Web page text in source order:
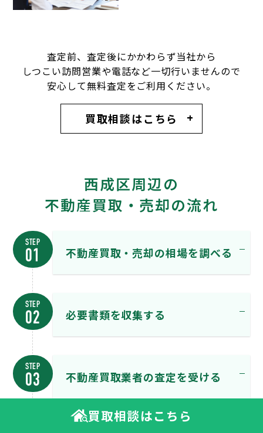
査定前、査定後にかかわらず当社から
しつこい訪問営業や電話など一切行いませんので
安心して無料査定をご利用ください。
買取相談はこちら
西成区周辺の
不動産買取・売却の流れ
STEP
01 不動産買取・売却の相場を調べる
STEP
02 必要書類を収集する
STEP
03 不動産買取業者の査定を受ける
買取相談はこちら